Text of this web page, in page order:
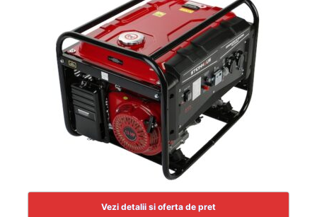
Vezi detalii si oferta de pret